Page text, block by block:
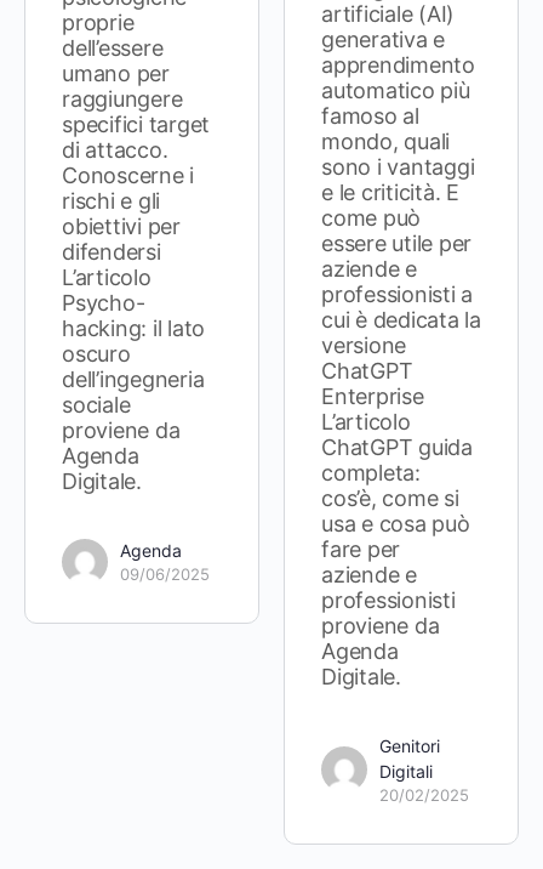
proprie
dell’essere
umano per
raggiungere
specifici target
di attacco.
Conoscerne i
rischi e gli
obiettivi per
difendersi
L’articolo
Psycho-
hacking: il lato
oscuro
dell’ingegneria
sociale
proviene da
Agenda
Digitale.
Agenda
09/06/2025
artificiale (AI)
generativa e
apprendimento
automatico più
famoso al
mondo, quali
sono i vantaggi
e le criticità. E
come può
essere utile per
aziende e
professionisti a
cui è dedicata la
versione
ChatGPT
Enterprise
L’articolo
ChatGPT guida
completa:
cos’è, come si
usa e cosa può
fare per
aziende e
professionisti
proviene da
Agenda
Digitale.
Genitori
Digitali
20/02/2025